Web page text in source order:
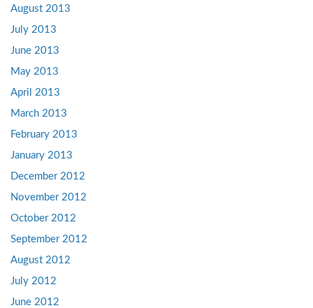
August 2013
July 2013
June 2013
May 2013
April 2013
March 2013
February 2013
January 2013
December 2012
November 2012
October 2012
September 2012
August 2012
July 2012
June 2012